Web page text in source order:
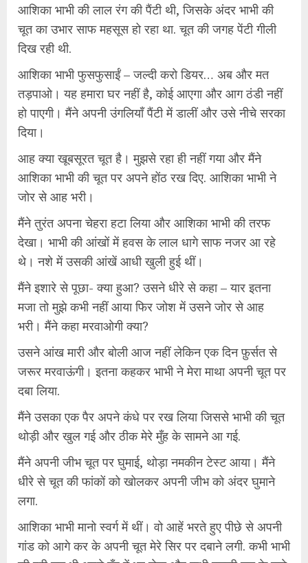
आशिका भाभी की लाल रंग की पैंटी थी, जिसके अंदर भाभी की
चूत का उभार साफ महसूस हो रहा था. चूत की जगह पेंटी गीली
दिख रही थी.
आशिका भाभी फुसफुसाईं – जल्दी करो डियर… अब और मत
तड़पाओ। यह हमारा घर नहीं है, कोई आएगा और आग ठंडी नहीं
हो पाएगी। मैंने अपनी उंगलियाँ पैंटी में डालीं और उसे नीचे सरका
दिया।
आह क्या खूबसूरत चूत है। मुझसे रहा ही नहीं गया और मैंने
आशिका भाभी की चूत पर अपने होंठ रख दिए. आशिका भाभी ने
जोर से आह भरी।
मैंने तुरंत अपना चेहरा हटा लिया और आशिका भाभी की तरफ
देखा। भाभी की आंखों में हवस के लाल धागे साफ नजर आ रहे
थे। नशे में उसकी आंखें आधी खुली हुई थीं।
मैंने इशारे से पूछा- क्या हुआ? उसने धीरे से कहा – यार इतना
मजा तो मुझे कभी नहीं आया फिर जोश में उसने जोर से आह
भरी। मैंने कहा मरवाओगी क्या?
उसने आंख मारी और बोली आज नहीं लेकिन एक दिन फ़ुर्सत से
जरूर मरवाऊंगी। इतना कहकर भाभी ने मेरा माथा अपनी चूत पर
दबा लिया.
मैंने उसका एक पैर अपने कंधे पर रख लिया जिससे भाभी की चूत
थोड़ी और खुल गई और ठीक मेरे मुँह के सामने आ गई.
मैंने अपनी जीभ चूत पर घुमाई, थोड़ा नमकीन टेस्ट आया। मैंने
धीरे से चूत की फांकों को खोलकर अपनी जीभ को अंदर घुमाने
लगा.
आशिका भाभी मानो स्वर्ग में थीं। वो आहें भरते हुए पीछे से अपनी
गांड को आगे कर के अपनी चूत मेरे सिर पर दबाने लगी. कभी भाभी